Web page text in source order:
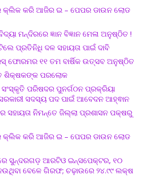
କରି ଆଜିର ଇ – ପେପର ଡାଉନ ଲୋଡ
ମନ୍ଦିରରେ ଜ୍ଞାନ ବିଜ୍ଞାନ ମେଳା ଅନୁଷ୍ଠିତ !
ପ୍ରତିନିଧି ଦଳ ସହାୟତା ପାଇଁ ଦାବି
ଫୋରମର ୧୧ ତମ ବାର୍ଷିକ ଉତ୍ସବ ଅନୁଷ୍ଠିତ
ଶିକ୍ଷକଙ୍କ ପରଲୋକ
ସଂସ୍କୃତି ପରିଷଦର ପୁନର୍ଗଠନ ପ୍ରକ୍ରିୟା
ସଦସ୍ୟ ପଦ ପାଇଁ ଆବେଦନ ଆହ୍ଵାନ
ସହାୟତା ନିମନ୍ତେ ଜିଲ୍ଲା ପ୍ରଶାସନ ପକ୍ଷରୁ
କରି ଆଜିର ଇ – ପେପର ଡାଉନ ଲୋଡ
ସୁନ୍ଦରଗଡ଼ ଆରଟିଓ ଇନ୍ସପେକ୍ଟର, ୧୦
ବେଳେ ଗିରଫ; ଚଢ଼ାଉରେ ୨୪.୯୯ ଲକ୍ଷ